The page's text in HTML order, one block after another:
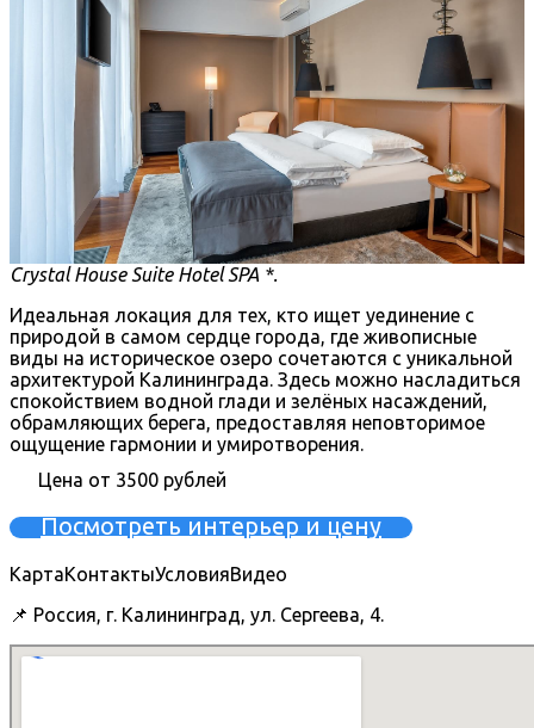
Crystal House Suite Hotel SPA *.
Идеальная локация для тех, кто ищет уединение с
природой в самом сердце города, где живописные
виды на историческое озеро сочетаются с уникальной
архитектурой Калининграда. Здесь можно насладиться
спокойствием водной глади и зелёных насаждений,
обрамляющих берега, предоставляя неповторимое
ощущение гармонии и умиротворения.
Цена от 3500 рублей
Посмотреть интерьер и цену
КартаКонтактыУсловияВидео
📌 Россия, г. Калининград, ул. Сергеева, 4.